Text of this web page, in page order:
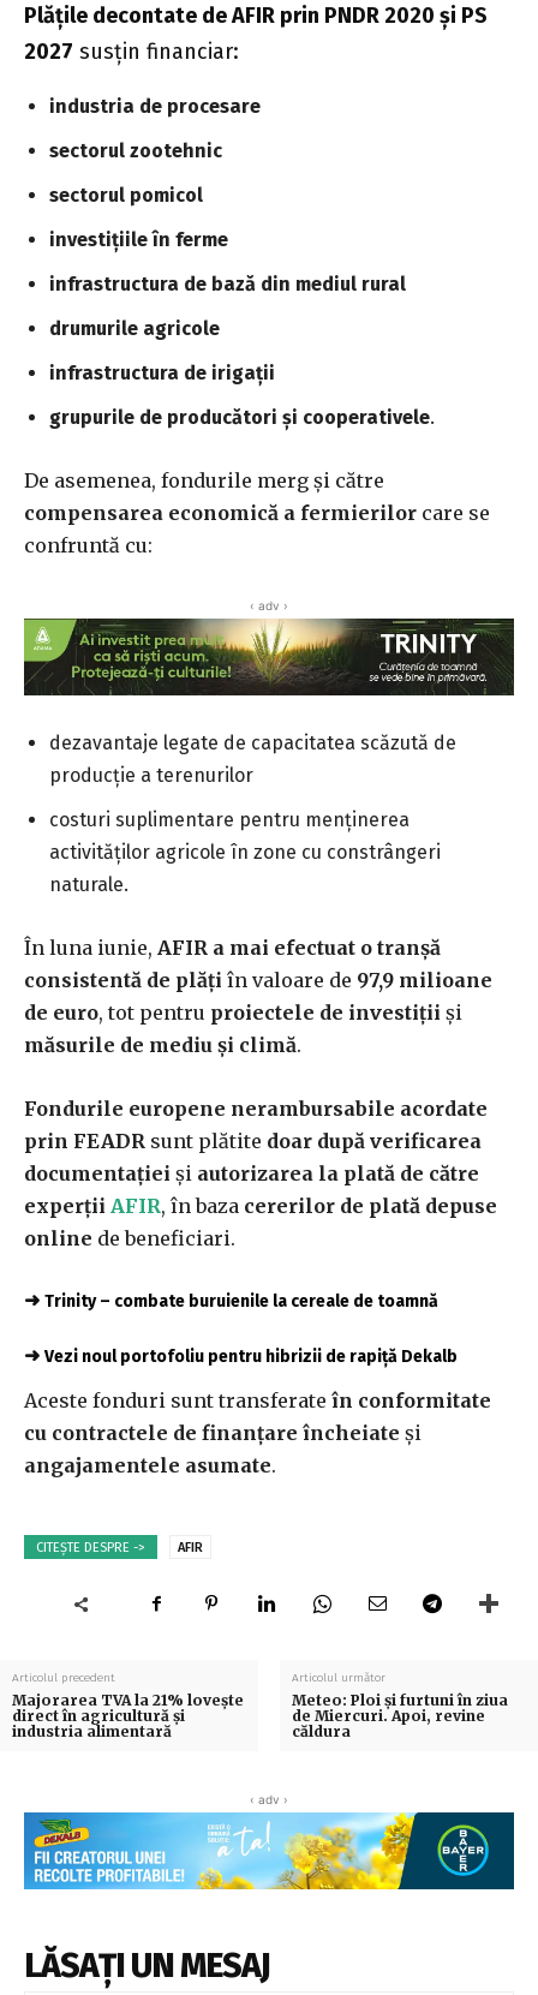
Plăţile decontate de AFIR prin PNDR 2020 şi PS
2027 susţin financiar:
industria de procesare
sectorul zootehnic
sectorul pomicol
investiţiile în ferme
infrastructura de bază din mediul rural
drumurile agricole
infrastructura de irigaţii
grupurile de producători şi cooperativele.
De asemenea, fondurile merg şi către
compensarea economică a fermierilor care se
confruntă cu:
‹ adv ›
dezavantaje legate de capacitatea scăzută de
producţie a terenurilor
costuri suplimentare pentru menţinerea
activităţilor agricole în zone cu constrângeri
naturale.
În luna iunie, AFIR a mai efectuat o tranşă
consistentă de plăţi în valoare de 97,9 milioane
de euro, tot pentru proiectele de investiţii şi
măsurile de mediu şi climă.
Fondurile europene nerambursabile acordate
prin FEADR sunt plătite doar după verificarea
documentației și autorizarea la plată de către
experţii AFIR, în baza cererilor de plată depuse
online de beneficiari.
➜ Trinity – combate buruienile la cereale de toamnă
➜ Vezi noul portofoliu pentru hibrizii de rapiță Dekalb
Aceste fonduri sunt transferate în conformitate
cu contractele de finanţare încheiate şi
angajamentele asumate.
CITEȘTE DESPRE -> AFIR
Articolul precedent
Majorarea TVA la 21% lovește
direct în agricultură și
industria alimentară
Articolul următor
Meteo: Ploi și furtuni în ziua
de Miercuri. Apoi, revine
căldura
‹ adv ›
LĂSAȚI UN MESAJ